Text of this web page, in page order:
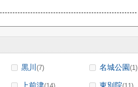
黒川 (7) 名城公園(1)
上前津 東別院